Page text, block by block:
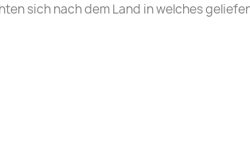
sich nach dem Land in welches